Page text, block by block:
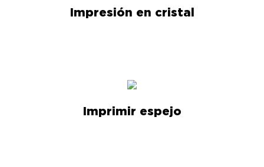
Impresión en cristal
Imprimir espejo